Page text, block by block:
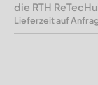
die RTH
Lieferzeit auf